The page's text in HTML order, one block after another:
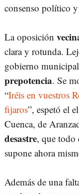
consenso político
La oposición
clara y rotunda.
gobierno
prepotencia. Se
“Iréis en vuestros
fijaros”, espetó el
Cuenca, de
desastre, que todo
supone ahora
Además de una